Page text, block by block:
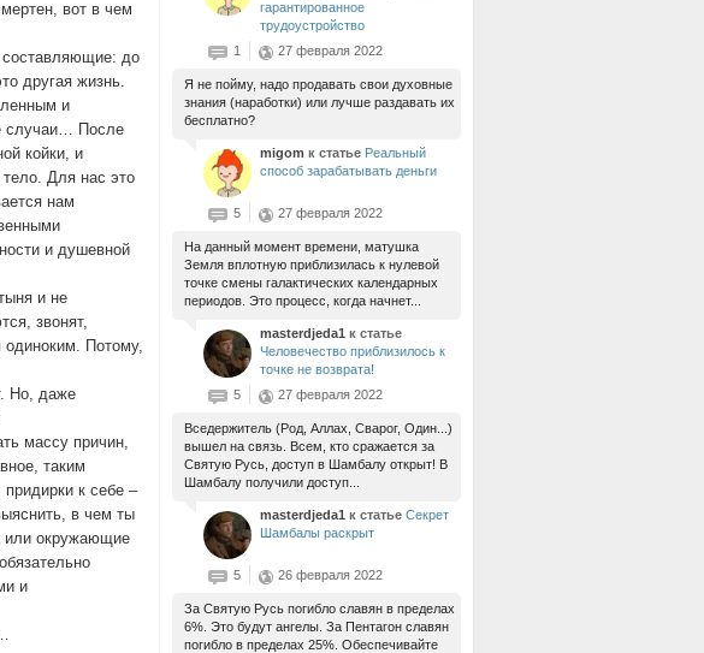
вот в чем
составляющие: до
другая жизнь.
и
случаи… После
койки, и
Для нас это
нам
и душевной
и не
звонят,
Потому,
Но, даже
массу причин,
таким
к себе –
в чем ты
или окружающие
и
гарантированное
трудоустройство
1
27 февраля 2022
Я не пойму, надо продавать свои духовные
знания (наработки) или лучше раздавать их
бесплатно?
migom к статье Реальный
способ зарабатывать деньги
5 27 февраля 2022
На данный момент времени, матушка
Земля вплотную приблизилась к нулевой
точке смены галактических календарных
периодов. Это процесс, когда начнет...
masterdjeda1 к статье
Человечество приблизилось к
точке не возврата!
5
27 февраля 2022
Вседержитель (Род, Аллах, Сварог, Один...)
вышел на связь. Всем, кто сражается за
Святую Русь, доступ в Шамбалу открыт! В
Шамбалу получили доступ...
masterdjeda1 к статье Секрет
Шамбалы раскрыт
5 26 февраля 2022
За Святую Русь погибло славян в пределах
6%. Это будут ангелы. За Пентагон славян
погибло в пределах 25%. Обеспечивайте